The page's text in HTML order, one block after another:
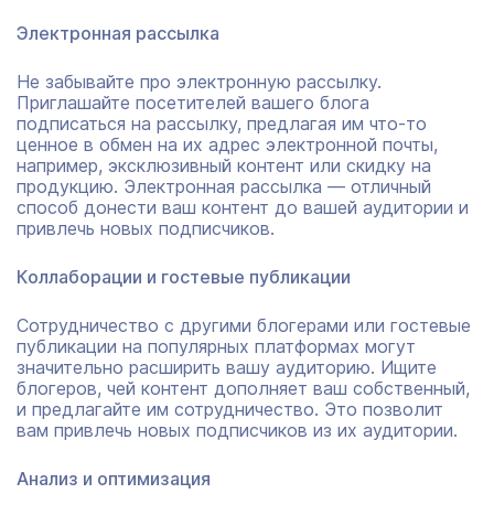
Электронная рассылка
Не забывайте про электронную рассылку.
Приглашайте посетителей вашего блога
подписаться на рассылку, предлагая им что-то
ценное в обмен на их адрес электронной почты,
например, эксклюзивный контент или скидку на
продукцию. Электронная рассылка — отличный
способ донести ваш контент до вашей аудитории и
привлечь новых подписчиков.
Коллаборации и гостевые публикации
Сотрудничество с другими блогерами или гостевые
публикации на популярных платформах могут
значительно расширить вашу аудиторию. Ищите
блогеров, чей контент дополняет ваш собственный,
и предлагайте им сотрудничество. Это позволит
вам привлечь новых подписчиков из их аудитории.
Анализ и оптимизация